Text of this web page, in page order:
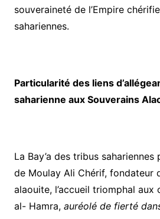
souveraineté de l’Empire
sahariennes.
Particularité des liens
saharienne aux Souverains
La Bay’a des tribus sahariennes
de Moulay Ali Chérif, fondateur
alaouite, l’accueil triomphal aux
al- Hamra, auréolé de fierté